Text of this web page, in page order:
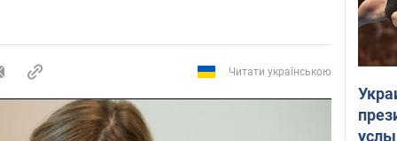
Читати українською